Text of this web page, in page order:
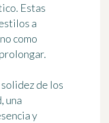
Estas
a
como
de los
una
y